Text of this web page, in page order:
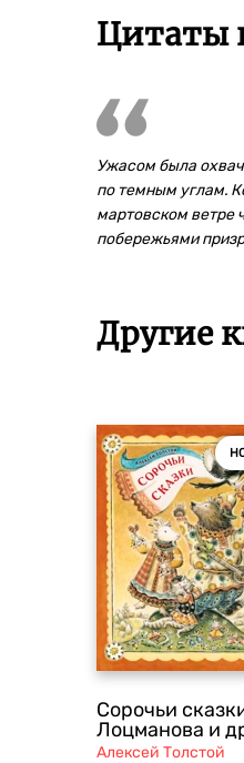
Цитаты
Ужасом была
по темным углам.
мартовском ветре
побережьями
Другие
Сорочьи
Лоцманова и
Алексей Толстой